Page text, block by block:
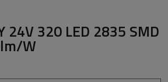
24V 320 LED 2835 SMD
W